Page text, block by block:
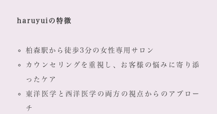
haruyuiの特徴
柏森駅から徒歩3分の女性専用サロン
カウンセリングを重視し、お客様の悩みに寄り添
ったケア
東洋医学と西洋医学の両方の視点からのアプロー
チ